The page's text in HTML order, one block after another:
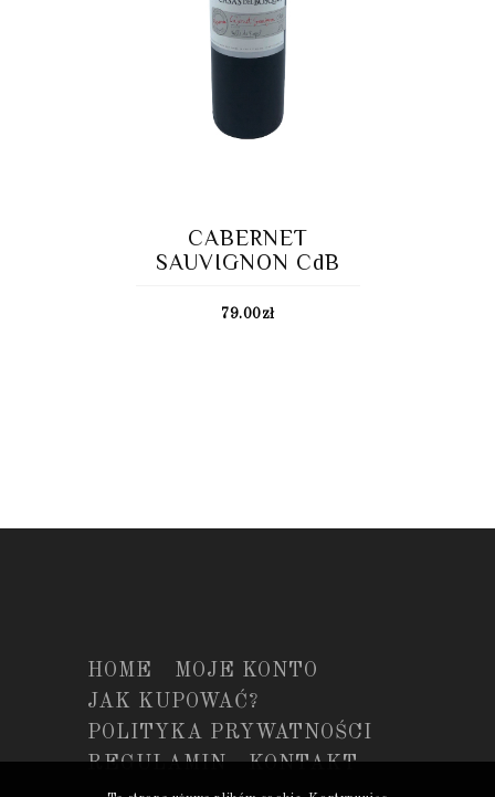
CABERNET
SAUVIGNON CdB
79.00zł
HOME
MOJE KONTO
JAK KUPOWAĆ?
POLITYKA PRYWATNOŚCI
REGULAMIN
KONTAKT